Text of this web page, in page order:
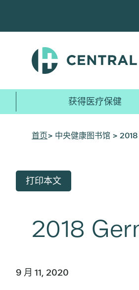
主
获得医疗保健
首页> 中央健康图书馆 >
打印本文
2018
9 月 11, 2020